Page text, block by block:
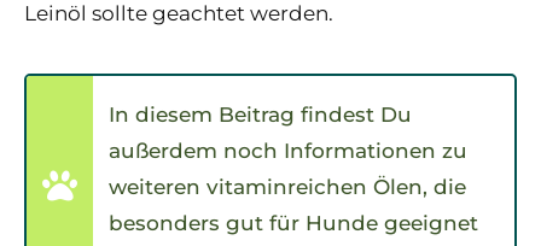
Leinöl sollte geachtet werden.
In diesem Beitrag findest Du
außerdem noch Informationen zu
weiteren vitaminreichen Ölen, die
besonders gut für Hunde geeignet